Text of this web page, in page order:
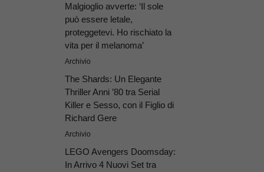
Malgioglio avverte: ‘Il sole
può essere letale,
proteggetevi. Ho rischiato la
vita per il melanoma’
Archivio
The Shards: Un Elegante
Thriller Anni ’80 tra Serial
Killer e Sesso, con il Figlio di
Richard Gere
Archivio
LEGO Avengers Doomsday:
In Arrivo 4 Nuovi Set tra